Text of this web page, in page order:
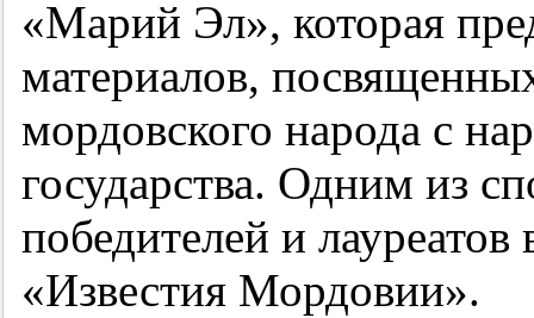
«Марий Эл», которая
материалов,
мордовского народа с
государства. Одним из
победителей и
«Известия Мордовии».